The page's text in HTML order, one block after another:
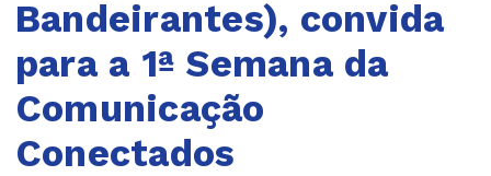
Bandeirantes), convida
para a 1ª Semana da
Comunicação
Conectados